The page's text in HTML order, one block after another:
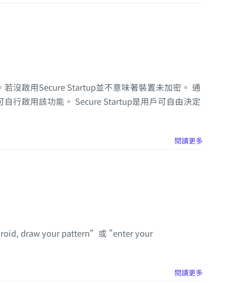
沒啟用Secure Startup並不意味著裝置未加密。 通
行啟用該功能。 Secure Startup是用戶可自由決定
閱讀更多
draw your pattern”或 "enter your
閱讀更多